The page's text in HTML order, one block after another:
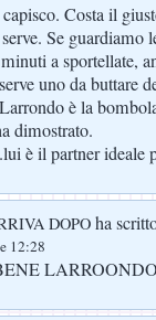
Costa il
Se guardiamo
a sportellate,
uno da buttare
è la
dimostrato.
è il partner ideale
DOPO ha
12:28